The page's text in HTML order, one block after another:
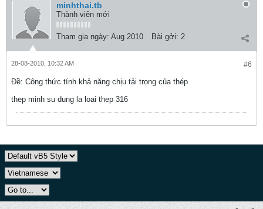
minhthai.tb
Thành viên mới
Tham gia ngày: Aug 2010 Bài gởi: 2
#6
28-08-2010, 10:32 AM
Ðề: Công thức tính khả năng chịu tải trọng của thép
thep minh su dung la loai thep 316